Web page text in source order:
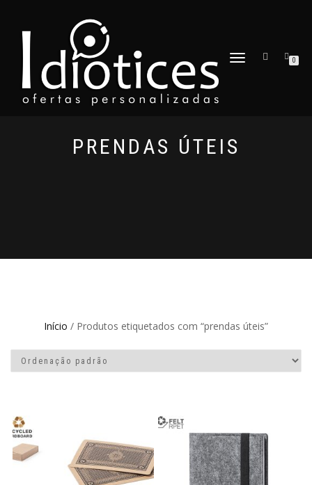
ALTERNAR
0
PRENDAS ÚTEIS
Início / Produtos etiquetados com “prendas úteis”